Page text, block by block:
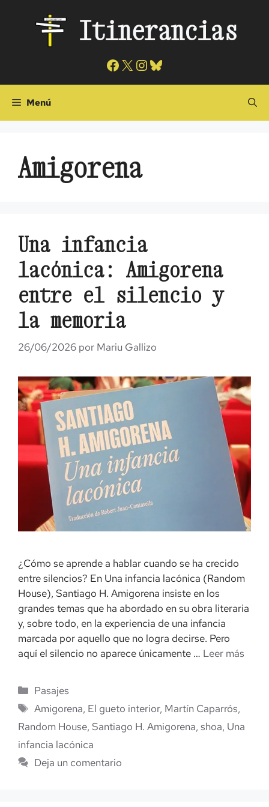
contenido
Itinerancias
Facebook
X Instagram
Bluesky
Menú
Amigorena
Una infancia
lacónica: Amigorena
entre el silencio y
la memoria
26/06/2026 por Mariu Gallizo
¿Cómo se aprende a hablar cuando se ha crecido
entre silencios? En Una infancia lacónica (Random
House), Santiago H. Amigorena insiste en los
grandes temas que ha abordado en su obra literaria
y, sobre todo, en la experiencia de una infancia
marcada por aquello que no logra decirse. Pero
aquí el silencio no aparece únicamente … Leer más
Categorías
Pasajes
Etiquetas
Amigorena, El gueto interior, Martín Caparrós,
Random House, Santiago H. Amigorena, shoa, Una
infancia lacónica
Deja un comentario